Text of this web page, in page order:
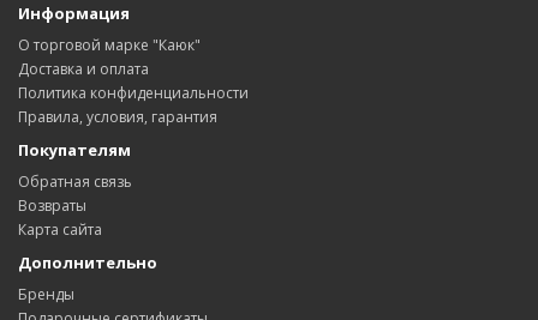
Информация
О торговой марке "Каюк"
Доставка и оплата
Политика конфиденциальности
Правила, условия, гарантия
Покупателям
Обратная связь
Возвраты
Карта сайта
Дополнительно
Бренды